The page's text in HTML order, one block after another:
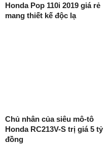
Honda Pop 110i 2019 giá rẻ
mang thiết kế độc lạ
Chủ nhân của siêu mô-tô
Honda RC213V-S trị giá 5 tỷ
đồng